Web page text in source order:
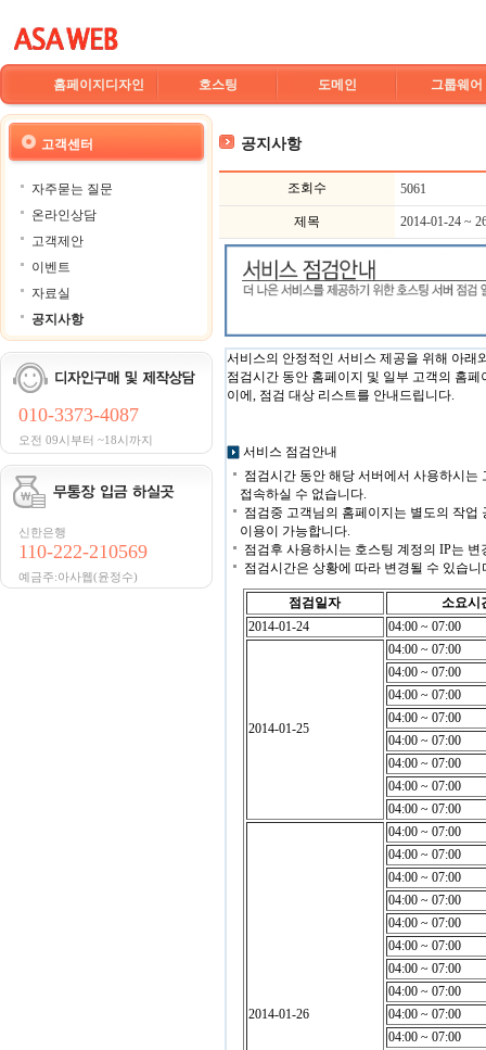
홈페이지디자인 호스팅 도메인 그룹웨어
고객센터
자주묻는 질문
온라인상담
고객제안
이벤트
자료실
공지사항
010-3373-4087
오전 09시부터 ~18시까지
신한은행
110-222-210569
예금주:아사웹(윤정수)
공지사항
조회수 5061
제목 2014-01-24 ~
서비스의 안정적인 서비스 제공을 위해 아래
점검시간 동안 홈페이지 및 일부 고객의 홈
이에, 점검 대상 리스트를 안내드립니다.
서비스 점검안내
점검시간 동안 해당 서버에서 사용하시는
접속하실 수 없습니다.
점검중 고객님의 홈페이지는 별도의 작
이용이 가능합니다.
점검후 사용하시는 호스팅 계정의 IP는 변
점검시간은 상황에 따라 변경될 수 있습
점검일자
소요시
2014-01-24
04:00 ~ 07:00
2014-01-25
04:00 ~ 07:00
04:00 ~ 07:00
04:00 ~ 07:00
04:00 ~ 07:00
04:00 ~ 07:00
04:00 ~ 07:00
04:00 ~ 07:00
04:00 ~ 07:00
2014-01-26
04:00 ~ 07:00
04:00 ~ 07:00
04:00 ~ 07:00
04:00 ~ 07:00
04:00 ~ 07:00
04:00 ~ 07:00
04:00 ~ 07:00
04:00 ~ 07:00
04:00 ~ 07:00
04:00 ~ 07:00